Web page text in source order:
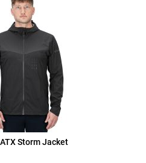
Storm Jacket